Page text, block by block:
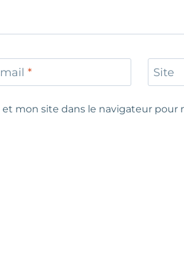
mail* Site
mon site dans le navigateur pour